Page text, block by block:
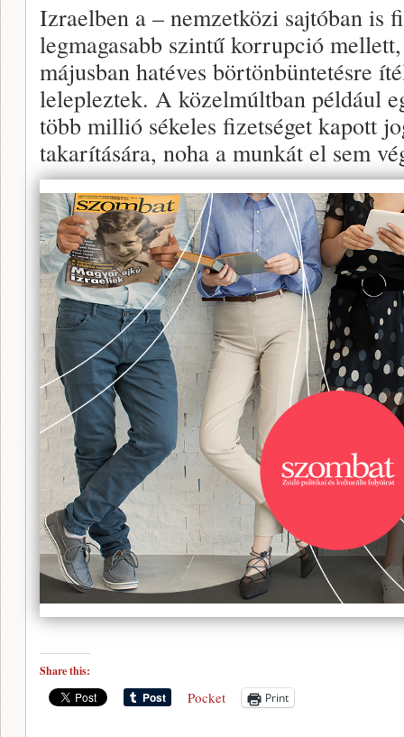
Izraelben a – nemzetközi sajtóban is
legmagasabb szintű korrupció
májusban hatéves börtönbüntetésre
lelepleztek. A közelmúltban például
több millió sékeles fizetséget kapott
takarítására, noha a munkát el sem
Share this:
Pocket Print